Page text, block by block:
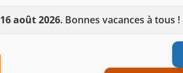
16 août 2026. Bonnes vacances à tous !